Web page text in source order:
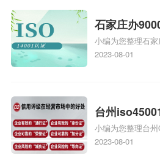
体系认证知识，详
石家庄办
家庄9000认
小编为您整理石
庄9000认证价格
2023-08-01
台州
台州
费
小编为您整理台
心哪家收费便宜、
2023-08-01